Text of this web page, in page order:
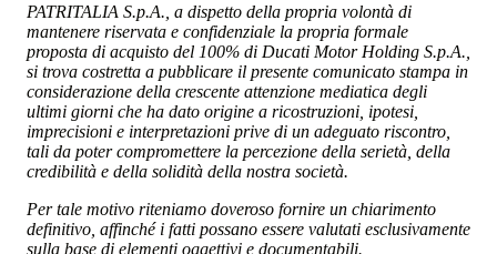
PATRITALIA S.p.A., a dispetto della propria volontà di
mantenere riservata e confidenziale la propria formale
proposta di acquisto del 100% di Ducati Motor Holding S.p.A.,
si trova costretta a pubblicare il presente comunicato stampa in
considerazione della crescente attenzione mediatica degli
ultimi giorni che ha dato origine a ricostruzioni, ipotesi,
imprecisioni e interpretazioni prive di un adeguato riscontro,
tali da poter compromettere la percezione della serietà, della
credibilità e della solidità della nostra società.
Per tale motivo riteniamo doveroso fornire un chiarimento
definitivo, affinché i fatti possano essere valutati esclusivamente
sulla base di elementi oggettivi e documentabili.